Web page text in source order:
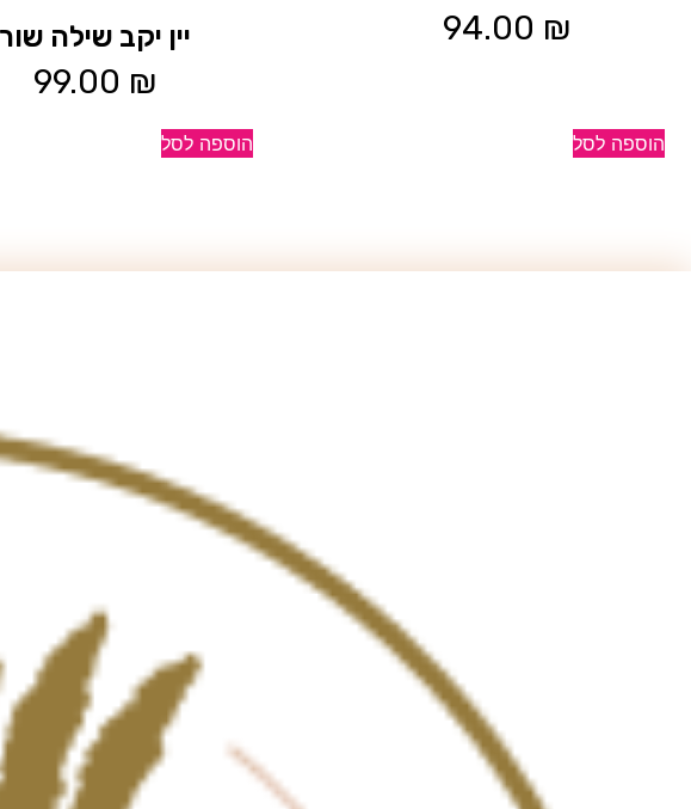
94.00 ₪
הוספה לסל
יין יקב שילה שור
99.00 ₪
הוספה לסל